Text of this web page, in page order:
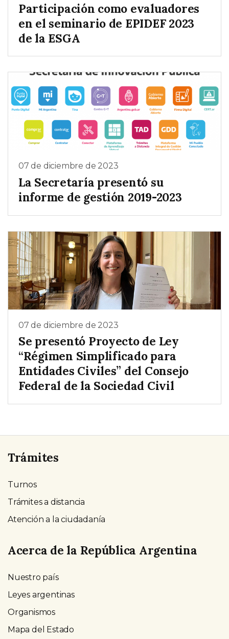
Participación como evaluadores
en el seminario de EPIDEF 2023
de la ESGA
07 de diciembre de 2023
La Secretaría presentó su
informe de gestión 2019-2023
07 de diciembre de 2023
Se presentó Proyecto de Ley
“Régimen Simplificado para
Entidades Civiles” del Consejo
Federal de la Sociedad Civil
Trámites
Turnos
Trámites a distancia
Atención a la ciudadanía
Acerca de la República Argentina
Nuestro país
Leyes argentinas
Organismos
Mapa del Estado